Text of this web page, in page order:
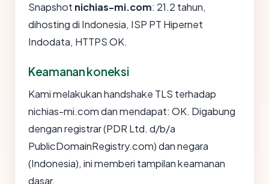
Snapshot nichias-mi.com: 21.2 tahun,
dihosting di Indonesia, ISP PT Hipernet
Indodata, HTTPS OK.
Keamanan koneksi
Kami melakukan handshake TLS terhadap
nichias-mi.com dan mendapat: OK. Digabung
dengan registrar (PDR Ltd. d/b/a
PublicDomainRegistry.com) dan negara
(Indonesia), ini memberi tampilan keamanan
dasar.